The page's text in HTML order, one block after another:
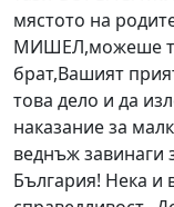
мястото на
МИШЕЛ,можеше
брат,Вашият
това дело и да
наказание за
веднъж завинаги
България! Нека и